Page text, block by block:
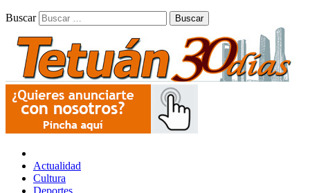
Buscar
Actualidad
Cultura
Deportes